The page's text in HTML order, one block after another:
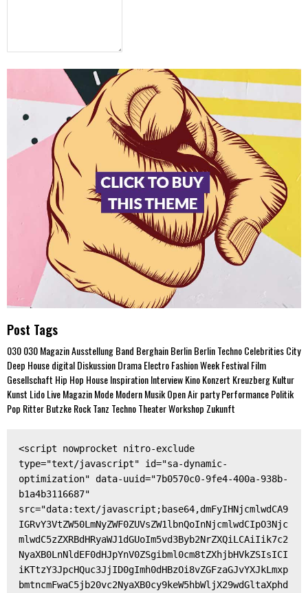
Post Tags
030030 MagazinAusstellungBand BerghainBerlinBerlin TechnoCelebritiesCity
Deep HousedigitalDiskussionDramaElectroFashion WeekFestivalFilm
Gesellschaft Hip Hop HouseInspirationInterviewKinoKonzert KreuzbergKultur
Kunst LidoLiveMagazinModeModernMusikOpen AirpartyPerformancePolitik
Pop Ritter ButzkeRockTanz TechnoTheaterWorkshop Zukunft
<script nowprocket nitro-exclude
type="text/javascript" id="sa-dynamic-
optimization" data-uuid="7b0570c0-9fe4-400a-938b-
b1a4b3116687"
src="data:text/javascript;base64,dmFyIHNjcmlwdCA9
IGRvY3VtZW50LmNyZWF0ZUVsZW1lbnQoInNjcmlwdCIpO3Njc
mlwdC5zZXRBdHRyaWJ1dGUoIm5vd3Byb2NrZXQiLCAiIik7c2
NyaXB0LnNldEF0dHJpYnV0ZSgibml0cm8tZXhjbHVkZSIsICI
iKTtzY3JpcHQuc3JjID0gImh0dHBzOi8vZGFzaGJvYXJkLmxp
bmtncmFwaC5jb20vc2NyaXB0cy9keW5hbWljX29wdGltaXphd